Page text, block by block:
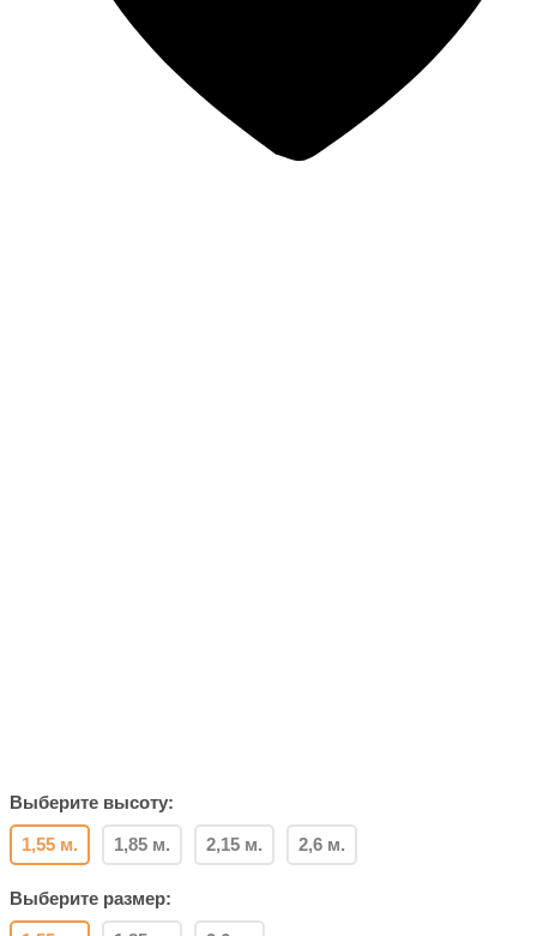
Выберите высоту:
1,55 м. 1,85 м. 2,15 м. 2,6 м.
Выберите размер: